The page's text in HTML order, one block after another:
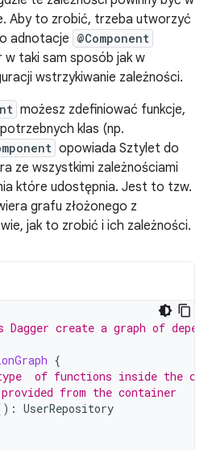
Aby to zrobić, trzeba utworzyć
adnotacje @Component
taki sam sposób jak w
wstrzykiwanie zależności.
możesz zdefiniować funkcje,
klas (np.
opowiada Sztylet do
ze wszystkimi zależnościami
które udostępnia. Jest to tzw.
grafu złożonego z
jak to zrobić i ich zależności.
Dagger create a graph of
{
of functions inside the
from the container
UserRepository